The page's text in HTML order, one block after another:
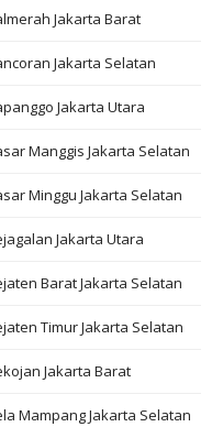
Jakarta Barat
Jakarta Selatan
Jakarta Utara
Manggis Jakarta Selatan
Minggu Jakarta Selatan
Jakarta Utara
Barat Jakarta Selatan
Timur Jakarta Selatan
Jakarta Barat
Mampang Jakarta Selatan